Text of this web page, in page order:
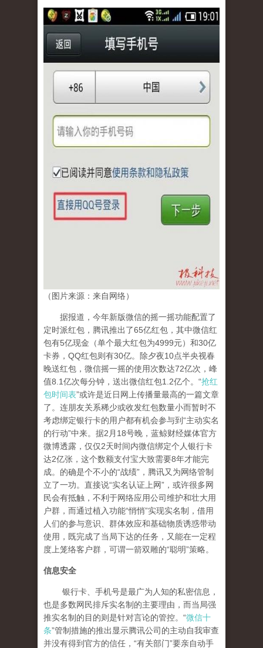
（图片来源：来自网络）
据报道，今年新版微信的摇一摇功能配置了
定时派红包，腾讯推出了65亿红包，其中微信红
包有5亿现金（单个最大红包为4999元）和30亿
卡券，QQ红包则有30亿。除夕夜10点半央视春
晚送红包，微信摇一摇的使用次数达72亿次，峰
值8.1亿次每分钟，送出微信红包1.2亿个。“抢红
包时间表”或许是近日网上传播量最高的一篇文章
了。连朋友关系稀少或收发红包数量小而暂时不
考虑绑定银行卡的用户都有机会参与到“主动实名
的行动”中来。据2月18号晚，蓝鲸财经媒体官方
微博透露，仅仅2天时间内微信绑定个人银行卡
达2亿张，这个数额支付宝大致需要8年才能完
成。的确是个不小的“战绩”，腾讯又为网络管制
立了一功。直接说“实名认证上网”，或许很多网
民会有抵触，不利于网络应用公司维护和壮大用
户群，而通过植入功能“悄悄”实现实名制，借用
人们的参与意识、群体效应和基础物质诱惑带动
使用，既完成了当局下达的任务，又能在一定程
度上笼络客户群，可谓一箭双雕的“聪明”策略。
信息安全
银行卡、手机号是最广为人知的私密信息，
也是多数网民排斥实名制的主要理由，而当局强
推实名制的目的则是针对言论的管控。“微信十
条”管制措施的推出显示腾讯公司的主动自我审查
并没有得到官方的信任，“有关部门”要亲自动手